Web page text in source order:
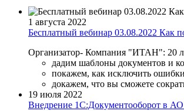
1 августа 2022
Бесплатный вебинар 03.08.2022 Как
Организатор- Компания "ИТАН": 20
дадим шаблоны документов и
покажем, как исключить
докажем, что вы сможете
19 июля 2022
Внедрение 1С:Документооборот в